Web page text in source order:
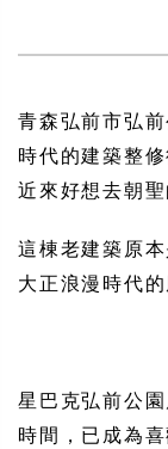
青森弘前市弘
時代的建築整
近來好想去朝聖
這棟老建築原
大正浪漫時代
星巴克弘前公
時間，已成為